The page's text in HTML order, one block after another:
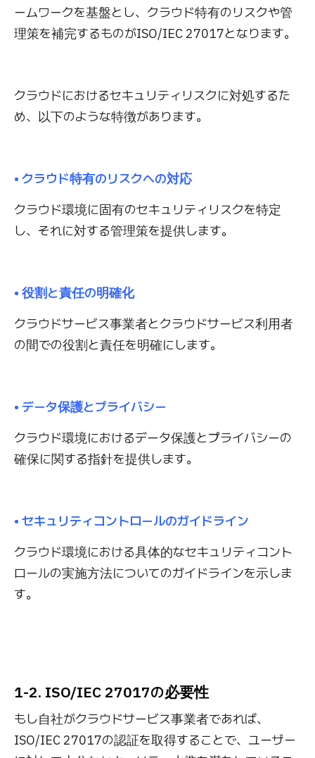
ームワークを基盤とし、クラウド特有のリスクや管
理策を補完するものがISO/IEC 27017となります。
クラウドにおけるセキュリティリスクに対処するた
め、以下のような特徴があります。
• クラウド特有のリスクへの対応
クラウド環境に固有のセキュリティリスクを特定
し、それに対する管理策を提供します。
• 役割と責任の明確化
クラウドサービス事業者とクラウドサービス利用者
の間での役割と責任を明確にします。
• データ保護とプライバシー
クラウド環境におけるデータ保護とプライバシーの
確保に関する指針を提供します。
• セキュリティコントロールのガイドライン
クラウド環境における具体的なセキュリティコント
ロールの実施方法についてのガイドラインを示しま
す。
1-2. ISO/IEC 27017の必要性
もし自社がクラウドサービス事業者であれば、
ISO/IEC 27017の認証を取得することで、ユーザー